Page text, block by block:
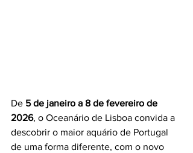
De 5 de janeiro a 8 de fevereiro de
2026, o Oceanário de Lisboa convida a
descobrir o maior aquário de Portugal
de uma forma diferente, com o novo